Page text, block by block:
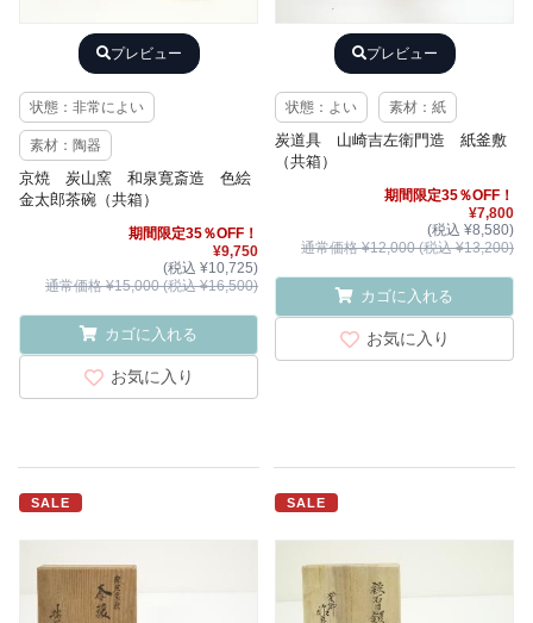
プレビュー
状態：非常によい
素材：陶器
京焼 炭山窯 和泉寛斎造 色絵
金太郎茶碗（共箱）
期間限定35％OFF！
¥9,750
(税込 ¥10,725)
通常価格 ¥15,000 (税込 ¥16,500)
カゴに入れる
お気に入り
プレビュー
状態：よい 素材：紙
炭道具 山崎吉左衛門造 紙釜敷
（共箱）
期間限定35％OFF！
¥7,800
(税込 ¥8,580)
通常価格 ¥12,000 (税込 ¥13,200)
カゴに入れる
お気に入り
SALE SALE